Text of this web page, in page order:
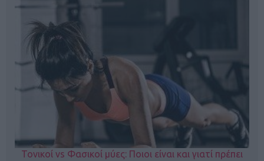
Τονικοί vs Φασικοί μύες: Ποιοι είναι και γιατί πρέπει